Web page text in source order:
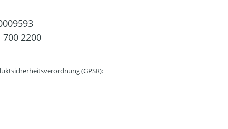
700 2200
(GPSR):